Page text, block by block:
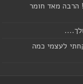
הרבה מאד חומר
לעצמי כמה